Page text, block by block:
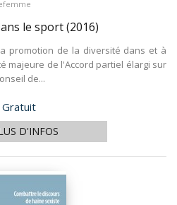
le sport(2016)
promotion de la diversité dans et à
majeure de l'Accord partiel élargi sur
de...
Prix
Gratuit
D'INFOS